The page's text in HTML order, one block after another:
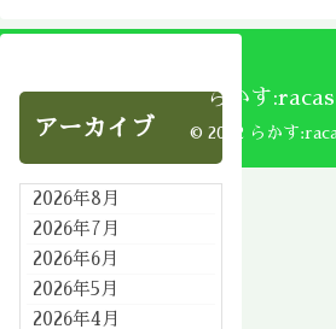
アーカイブ
2026年8月
2026年7月
2026年6月
2026年5月
2026年4月
らかす:racas
© 2002 らかす